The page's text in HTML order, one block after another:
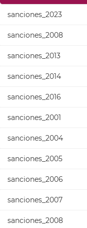
sanciones_2023
sanciones_2008
sanciones_2013
sanciones_2014
sanciones_2016
sanciones_2001
sanciones_2004
sanciones_2005
sanciones_2006
sanciones_2007
sanciones_2008